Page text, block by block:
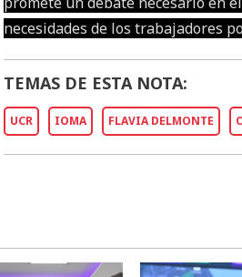
necesidades de los trabajadores
TEMAS DE ESTA NOTA:
UCR IOMA FLAVIA DELMONTE